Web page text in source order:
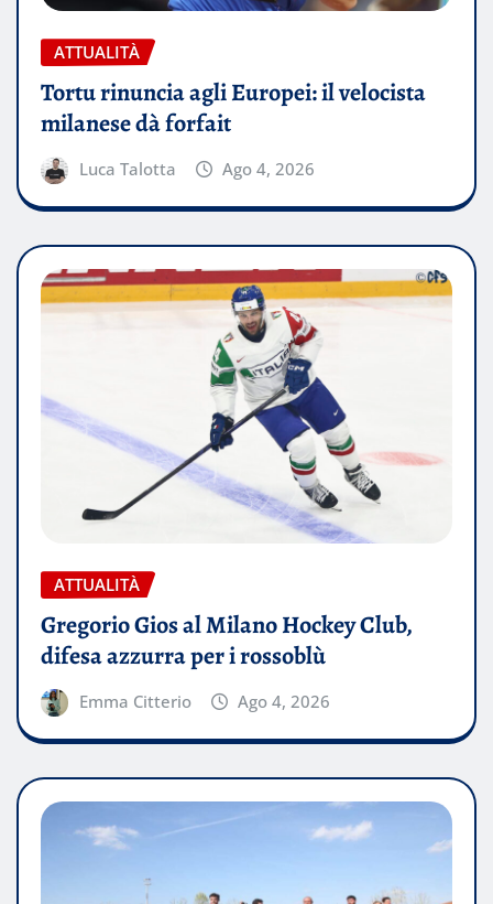
ATTUALITÀ
Tortu rinuncia agli Europei: il velocista
milanese dà forfait
Luca Talotta Ago 4, 2026
ATTUALITÀ
Gregorio Gios al Milano Hockey Club,
difesa azzurra per i rossoblù
Emma Citterio Ago 4, 2026